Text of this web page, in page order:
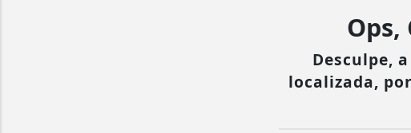
Desculpe,
localizada,